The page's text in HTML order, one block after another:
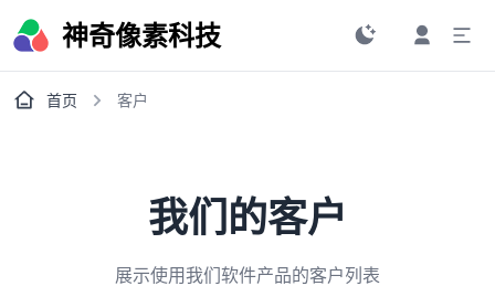
神奇像素科技
首页 客户
我们的客户
展示使用我们软件产品的客户列表